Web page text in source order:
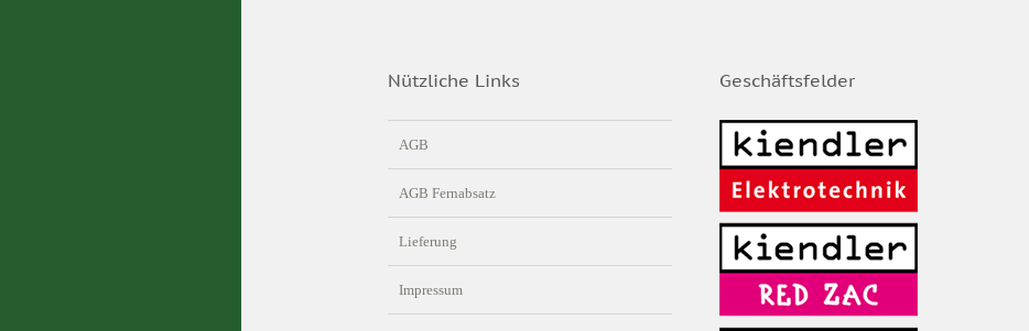
Nützliche Links
AGB
AGB Fernabsatz
Lieferung
Impressum
Geschäftsfelder